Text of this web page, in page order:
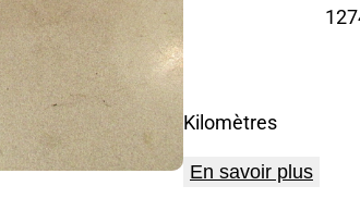
Kilomètres
En savoir plus